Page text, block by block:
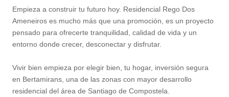
Empieza a construir tu futuro hoy. Residencial Rego Dos
Ameneiros es mucho más que una promoción, es un proyecto
pensado para ofrecerte tranquilidad, calidad de vida y un
entorno donde crecer, desconectar y disfrutar.
Vivir bien empieza por elegir bien, tu hogar, inversión segura
en Bertamirans, una de las zonas con mayor desarrollo
residencial del área de Santiago de Compostela.